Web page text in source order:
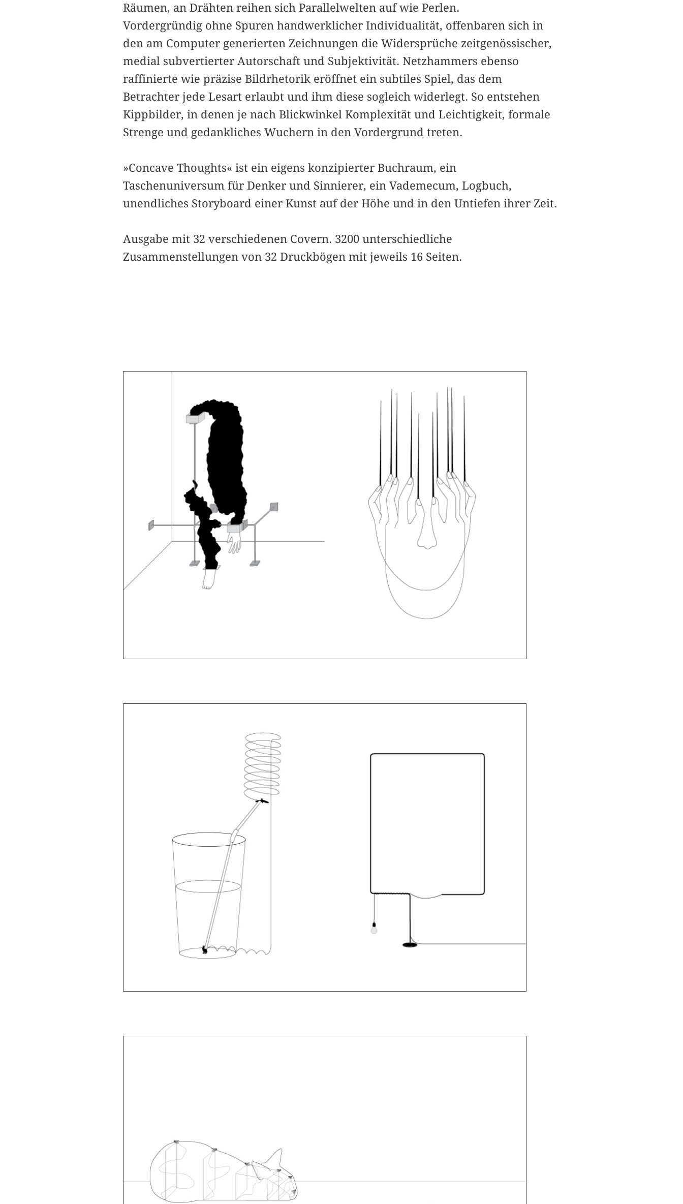
Räumen, an Drähten reihen sich Parallelwelten auf wie Perlen.
Vordergründig ohne Spuren handwerklicher Individualität, offenbaren sich in
den am Computer generierten Zeichnungen die Widersprüche zeitgenössischer,
medial subvertierter Autorschaft und Subjektivität. Netzhammers ebenso
raffinierte wie präzise Bildrhetorik eröffnet ein subtiles Spiel, das dem
Betrachter jede Lesart erlaubt und ihm diese sogleich widerlegt. So entstehen
Kippbilder, in denen je nach Blickwinkel Komplexität und Leichtigkeit, formale
Strenge und gedankliches Wuchern in den Vordergrund treten.
»Concave Thoughts« ist ein eigens konzipierter Buchraum, ein
Taschenuniversum für Denker und Sinnierer, ein Vademecum, Logbuch,
unendliches Storyboard einer Kunst auf der Höhe und in den Untiefen ihrer Zeit.
Ausgabe mit 32 verschiedenen Covern. 3200 unterschiedliche
Zusammenstellungen von 32 Druckbögen mit jeweils 16 Seiten.